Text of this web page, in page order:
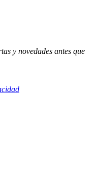
y novedades antes que